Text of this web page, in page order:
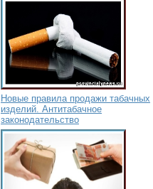
Новые правила продажи табачных
изделий. Антитабачное
законодательство